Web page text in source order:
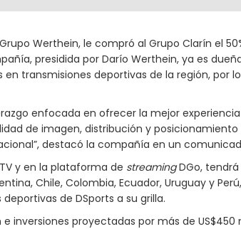
Werthein, le compró al Grupo Clarín el
presidida por Darío Werthein, ya es
transmisiones deportivas de la región, por
enfocada en ofrecer la mejor
de imagen, distribución y
destacó la compañía en un
y en la plataforma de streamingDGo,
Chile, Colombia, Ecuador, Uruguay y
de DSports a su grilla.
inversiones proyectadas por más de